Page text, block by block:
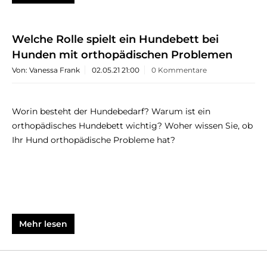
Welche Rolle spielt ein Hundebett bei
Hunden mit orthopädischen Problemen
Von: Vanessa Frank 02.05.21 21:00 0 Kommentare
Worin besteht der Hundebedarf? Warum ist ein
orthopädisches Hundebett wichtig? Woher wissen Sie, ob
Ihr Hund orthopädische Probleme hat?
Mehr lesen